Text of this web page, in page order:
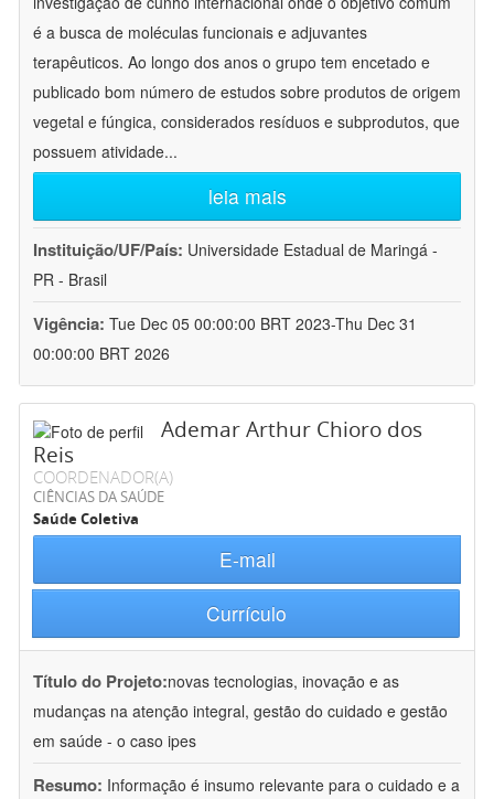
é a busca de moléculas funcionais e adjuvantes
terapêuticos. Ao longo dos anos o grupo tem encetado e
publicado bom número de estudos sobre produtos de origem
vegetal e fúngica, considerados resíduos e subprodutos, que
possuem atividade...
leia mais
Instituição/UF/País: Universidade Estadual de Maringá -
PR - Brasil
Vigência: Tue Dec 05 00:00:00 BRT 2023-Thu Dec 31
00:00:00 BRT 2026
Ademar Arthur Chioro dos
Reis
COORDENADOR(A)
CIÊNCIAS DA SAÚDE
Saúde Coletiva
E-mail
Currículo
Título do Projeto:novas tecnologias, inovação e as
mudanças na atenção integral, gestão do cuidado e gestão
em saúde - o caso ipes
Resumo: Informação é insumo relevante para o cuidado e a